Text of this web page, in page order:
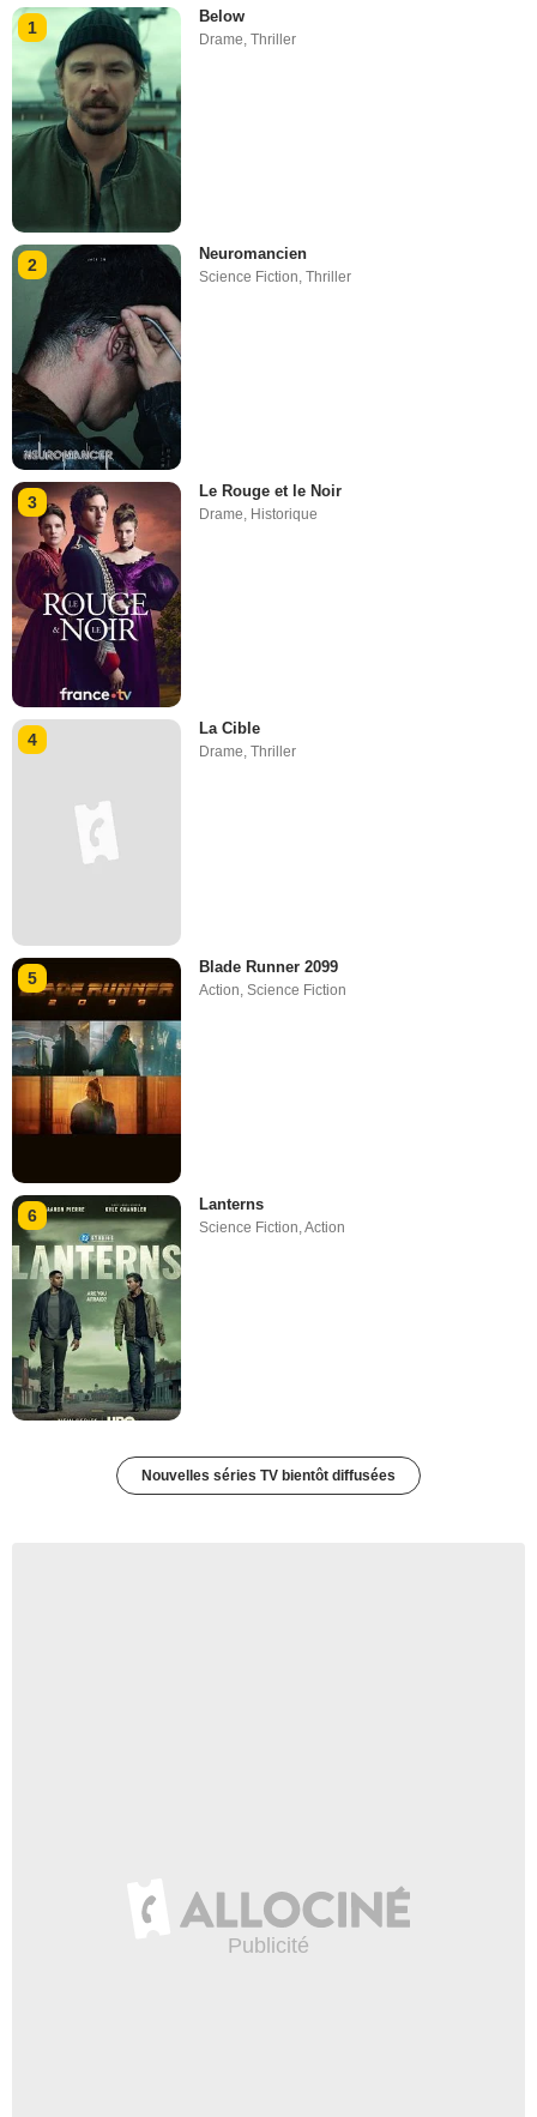
1
Below
Drame ,Thriller
2
Neuromancien
Science Fiction,Thriller
3
Le Rouge et le Noir
Drame, Historique
4
La Cible
Drame,Thriller
5
Blade Runner 2099
Action ,Science Fiction
6
Lanterns
Science Fiction,Action
Nouvelles séries TV bientôt diffusées